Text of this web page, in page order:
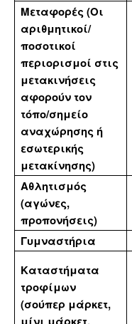
Μεταφορές (Οι
αριθμητικοί/
ποσοτικοί
περιορισμοί στις
μετακινήσεις
αφορούν τον
τόπο/σημείο
αναχώρησης ή
εσωτερικής
μετακίνησης)
Αθλητισμός
(αγώνες,
προπονήσεις)
Γυμναστήρια
Καταστήματα
τροφίμων
(σούπερ μάρκετ,